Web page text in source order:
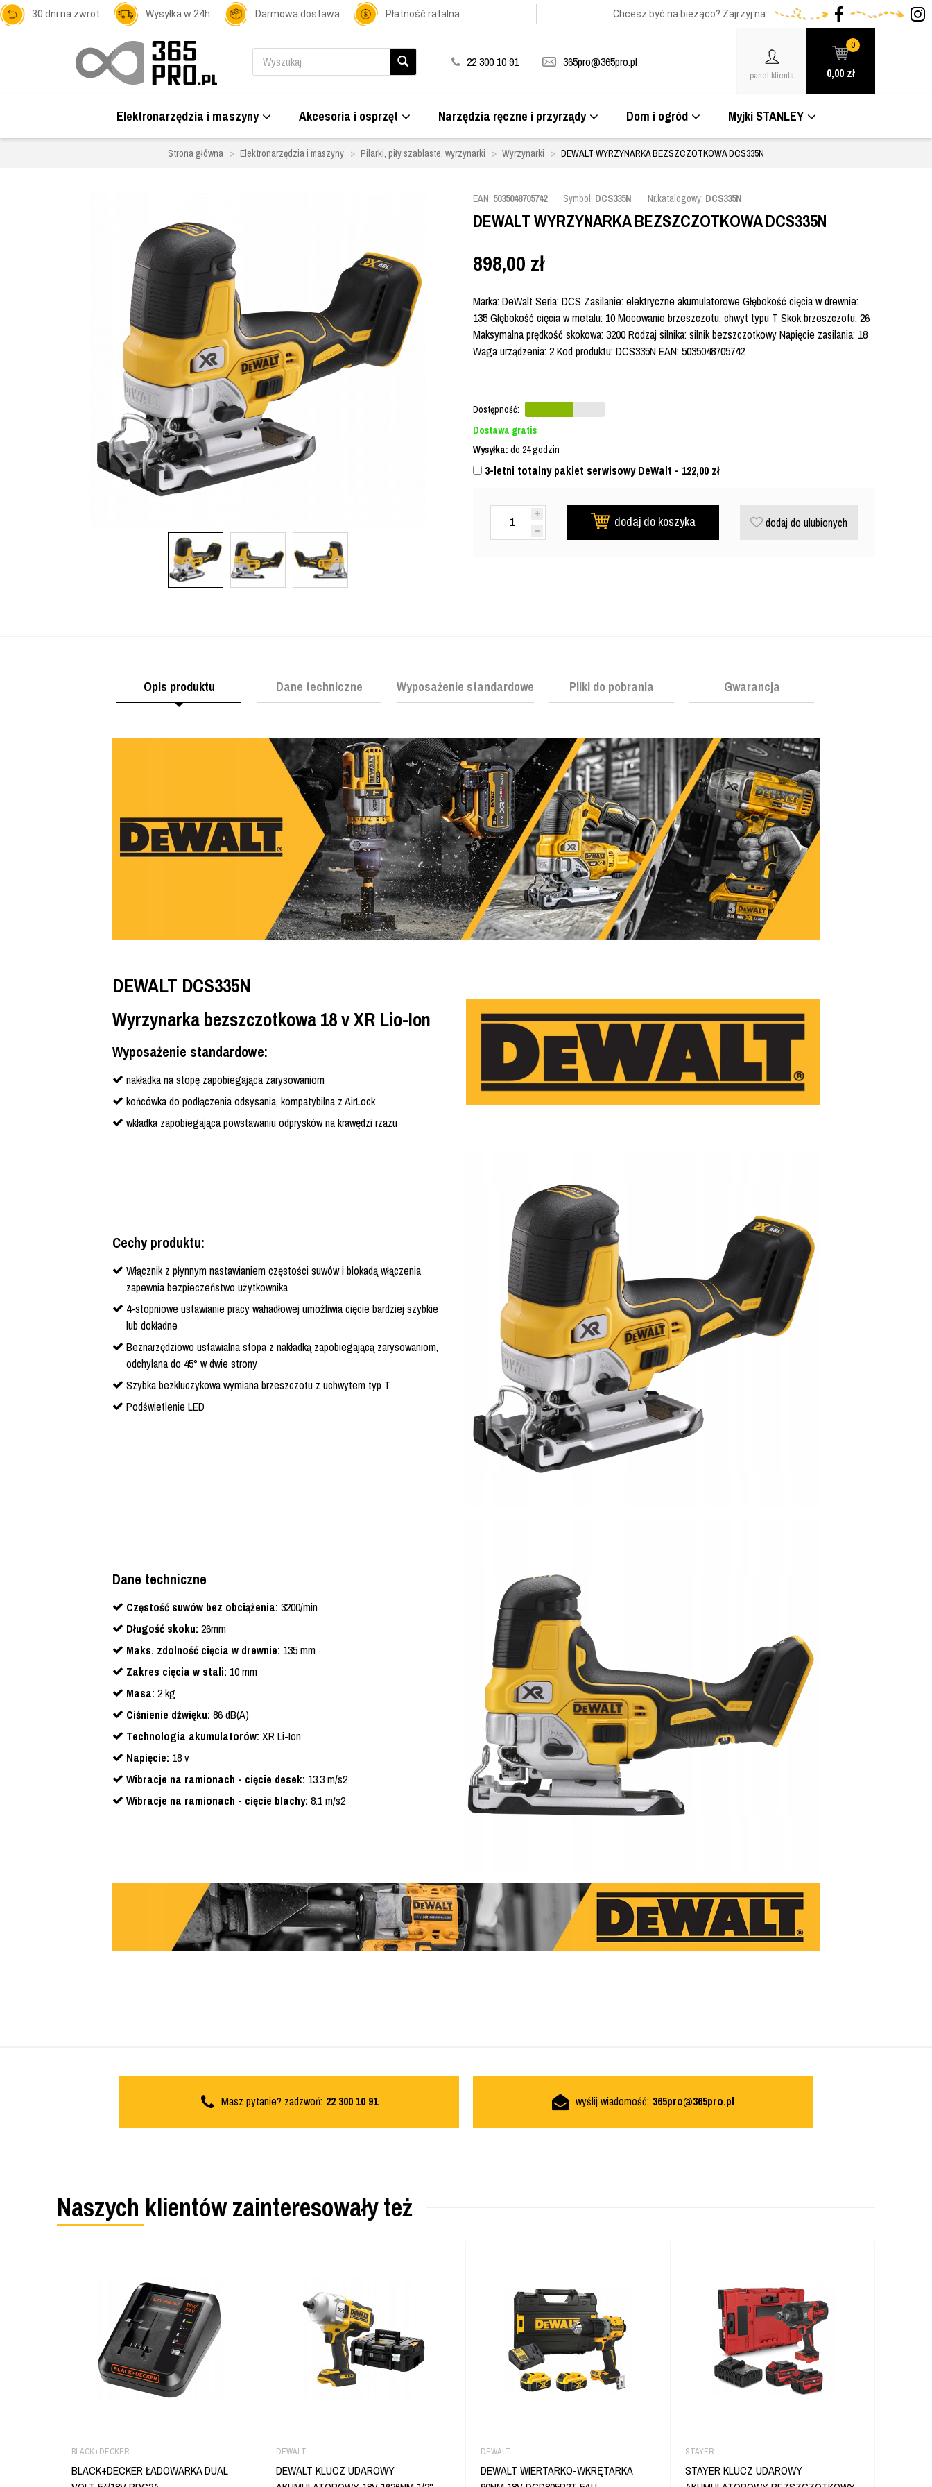
30 dni na zwrot Wysyłka w 24h Darmowa dostawa Płatność ratalna Chcesz być na bieżąco? Zajrzyj na:
22 300 10 91 365pro@365pro.pl
panel klienta
0
0,00 zł
Elektronarzędzia i maszyny Akcesoria i osprzęt Narzędzia ręczne i przyrządy Dom i ogród Myjki STANLEY
Strona główna Elektronarzędzia i maszyny Pilarki, piły szablaste, wyrzynarki Wyrzynarki DEWALT WYRZYNARKA BEZSZCZOTKOWA DCS335N
EAN: 5035048705742 Symbol: DCS335N Nr.katalogowy: DCS335N
DEWALT WYRZYNARKA BEZSZCZOTKOWA DCS335N
898,00 zł
Marka: DeWalt Seria: DCS Zasilanie: elektryczne akumulatorowe Głębokość cięcia w drewnie:
135 Głębokość cięcia w metalu: 10 Mocowanie brzeszczotu: chwyt typu T Skok brzeszczotu: 26
Maksymalna prędkość skokowa: 3200 Rodzaj silnika: silnik bezszczotkowy Napięcie zasilania: 18
Waga urządzenia: 2 Kod produktu: DCS335N EAN: 5035048705742
Dostępność:
Dostawa gratis
Wysyłka: do 24 godzin
3-letni totalny pakiet serwisowy DeWalt - 122,00 zł
dodaj do koszyka dodaj do ulubionych
Opis produktu Dane techniczne Wyposażenie standardowe Pliki do pobrania Gwarancja
DEWALT DCS335N
Wyrzynarka bezszczotkowa 18 v XR Lio-Ion
Wyposażenie standardowe:
nakładka na stopę zapobiegająca zarysowaniom
końcówka do podłączenia odsysania, kompatybilna z AirLock
wkładka zapobiegająca powstawaniu odprysków na krawędzi rzazu
Cechy produktu:
Włącznik z płynnym nastawianiem częstości suwów i blokadą włączenia
zapewnia bezpieczeństwo użytkownika
4-stopniowe ustawianie pracy wahadłowej umożliwia cięcie bardziej szybkie
lub dokładne
Beznarzędziowo ustawialna stopa z nakładką zapobiegającą zarysowaniom,
odchylana do 45° w dwie strony
Szybka bezkluczykowa wymiana brzeszczotu z uchwytem typ T
Podświetlenie LED
Dane techniczne
Częstość suwów bez obciążenia: 3200/min
Długość skoku: 26mm
Maks. zdolność cięcia w drewnie: 135 mm
Zakres cięcia w stali: 10 mm
Masa: 2 kg
Ciśnienie dźwięku: 86 dB(A)
Technologia akumulatorów: XR Li-Ion
Napięcie: 18 v
Wibracje na ramionach - cięcie desek: 13.3 m/s2
Wibracje na ramionach - cięcie blachy: 8.1 m/s2
Masz pytanie? zadzwoń: 22 300 10 91 wyślij wiadomość: 365pro@365pro.pl
Naszych klientów zainteresowały też
BLACK+DECKER
BLACK+DECKER ŁADOWARKA DUAL
DEWALT
DEWALT KLUCZ UDAROWY
DEWALT
DEWALT WIERTARKO-WKRĘTARKA
STAYER
STAYER KLUCZ UDAROWY